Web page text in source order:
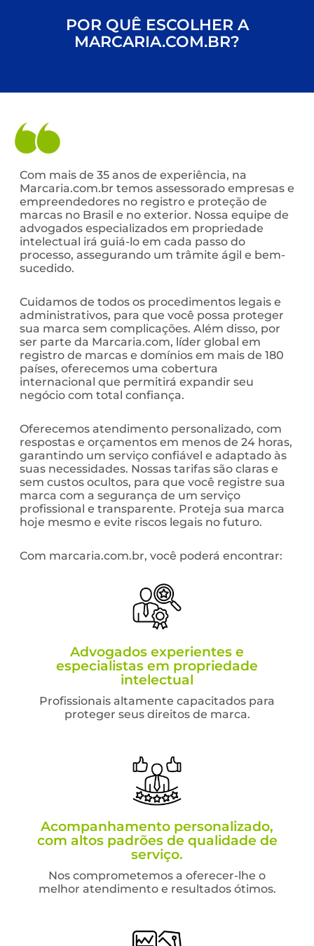
POR QUÊ ESCOLHER A
MARCARIA.COM.BR?
Com mais de 35 anos de experiência, na
Marcaria.com.br temos assessorado empresas e
empreendedores no registro e proteção de
marcas no Brasil e no exterior. Nossa equipe de
advogados especializados em propriedade
intelectual irá guiá-lo em cada passo do
processo, assegurando um trâmite ágil e bem-
sucedido.
Cuidamos de todos os procedimentos legais e
administrativos, para que você possa proteger
sua marca sem complicações. Além disso, por
ser parte da Marcaria.com, líder global em
registro de marcas e domínios em mais de 180
países, oferecemos uma cobertura
internacional que permitirá expandir seu
negócio com total confiança.
Oferecemos atendimento personalizado, com
respostas e orçamentos em menos de 24 horas,
garantindo um serviço confiável e adaptado às
suas necessidades. Nossas tarifas são claras e
sem custos ocultos, para que você registre sua
marca com a segurança de um serviço
profissional e transparente. Proteja sua marca
hoje mesmo e evite riscos legais no futuro.
Com marcaria.com.br, você poderá encontrar:
Advogados experientes e
especialistas em propriedade
intelectual
Profissionais altamente capacitados para
proteger seus direitos de marca.
Acompanhamento personalizado,
com altos padrões de qualidade de
serviço.
Nos comprometemos a oferecer-lhe o
melhor atendimento e resultados ótimos.